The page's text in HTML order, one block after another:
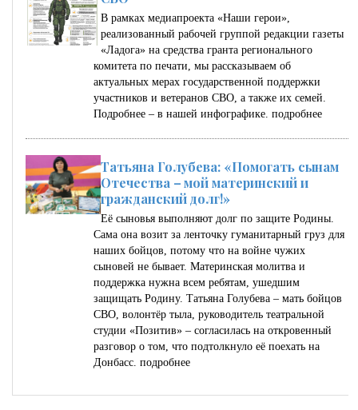
В рамках медиапроекта «Наши герои»,
реализованный рабочей группой редакции газеты
«Ладога» на средства гранта регионального
комитета по печати, мы рассказываем об
актуальных мерах государственной поддержки
участников и ветеранов СВО, а также их семей.
Подробнее – в нашей инфографике. подробнее
Татьяна Голубева: «Помогать сынам
Отечества – мой материнский и
гражданский долг!»
Её сыновья выполняют долг по защите Родины.
Сама она возит за ленточку гуманитарный груз для
наших бойцов, потому что на войне чужих
сыновей не бывает. Материнская молитва и
поддержка нужна всем ребятам, ушедшим
защищать Родину. Татьяна Голубева – мать бойцов
СВО, волонтёр тыла, руководитель театральной
студии «Позитив» – согласилась на откровенный
разговор о том, что подтолкнуло её поехать на
Донбасс. подробнее